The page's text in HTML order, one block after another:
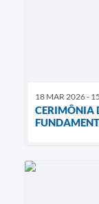
18 MAR 2026 -
CERIMÔNIA